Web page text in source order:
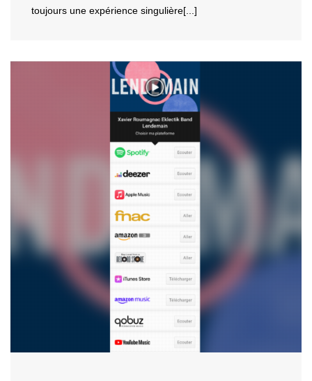
toujours une expérience singulière[...]